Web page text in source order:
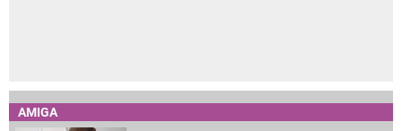
AMIGA